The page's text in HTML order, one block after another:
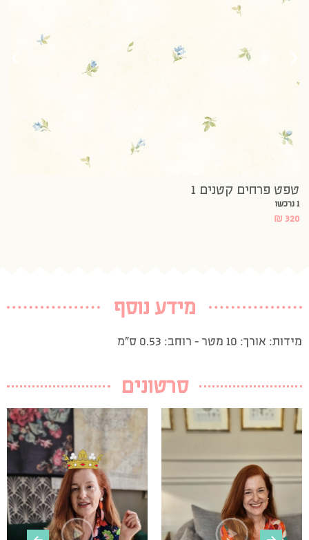
טפט פרחים קטנים 1
1 נרכשו
₪ 320
מידע נוסף
מידות: אורך: 10 מטר – רוחב: 0.53 ס”מ
סרטונים